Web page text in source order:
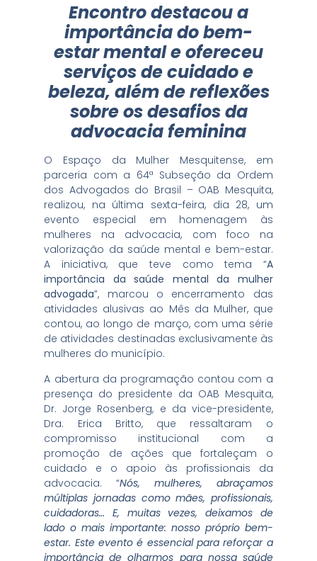
Encontro destacou a
importância do bem-
estar mental e ofereceu
serviços de cuidado e
beleza, além de reflexões
sobre os desafios da
advocacia feminina
O Espaço da Mulher Mesquitense, em
parceria com a 64ª Subseção da Ordem
dos Advogados do Brasil – OAB Mesquita,
realizou, na última sexta-feira, dia 28, um
evento especial em homenagem às
mulheres na advocacia, com foco na
valorização da saúde mental e bem-estar.
A iniciativa, que teve como tema “A
importância da saúde mental da mulher
advogada”, marcou o encerramento das
atividades alusivas ao Mês da Mulher, que
contou, ao longo de março, com uma série
de atividades destinadas exclusivamente às
mulheres do município.
A abertura da programação contou com a
presença do presidente da OAB Mesquita,
Dr. Jorge Rosenberg, e da vice-presidente,
Dra. Erica Britto, que ressaltaram o
compromisso institucional com a
promoção de ações que fortaleçam o
cuidado e o apoio às profissionais da
advocacia. “Nós, mulheres, abraçamos
múltiplas jornadas como mães, profissionais,
cuidadoras… E, muitas vezes, deixamos de
lado o mais importante: nosso próprio bem-
estar. Este evento é essencial para reforçar a
importância de olharmos para nossa saúde